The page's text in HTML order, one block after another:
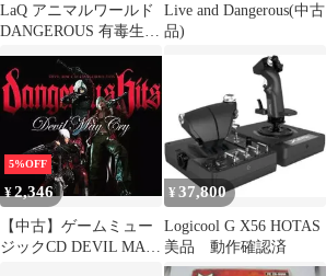
LaQ アニマルワールド
DANGEROUS 有毒生
物 箱無し
Live and Dangerous(中古
品)
5%OFF
¥2,346
【中古】ゲームミュー
ジックCD DEVIL MAY
¥ 37,800
Logicool G X56 HOTAS
美品 動作確認済